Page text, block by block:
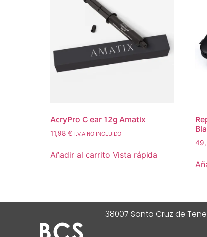
AcryPro Clear 12g Amatix
11,98 € I.V.A NO INCLUIDO
Añadir al carrito Vista rápida
38007 Santa Cruz de